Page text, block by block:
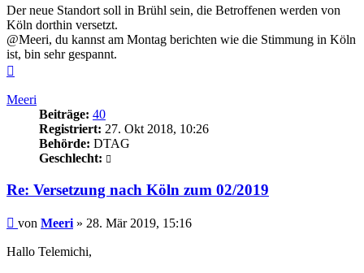
Der neue Standort soll in Brühl sein, die Betroffenen werden von
Köln dorthin versetzt.
@Meeri, du kannst am Montag berichten wie die Stimmung in Köln
ist, bin sehr gespannt.
Meeri
Beiträge: 40
Registriert: 27. Okt 2018, 10:26
Behörde: DTAG
Geschlecht:
Re: Versetzung nach Köln zum 02/2019
Beitrag
von Meeri » 28. Mär 2019, 15:16
Hallo Telemichi,